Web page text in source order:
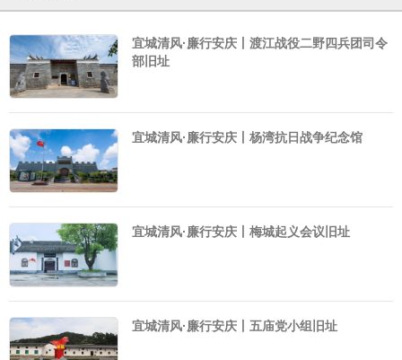
宜城清风·廉行安庆丨渡江战役二野四兵团司令
部旧址
宜城清风·廉行安庆丨杨湾抗日战争纪念馆
宜城清风·廉行安庆丨梅城起义会议旧址
宜城清风·廉行安庆丨五庙党小组旧址